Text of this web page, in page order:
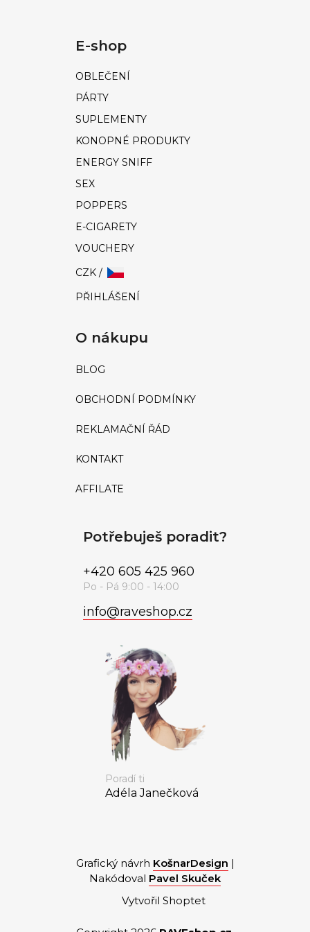
E-shop
OBLEČENÍ
PÁRTY
SUPLEMENTY
KONOPNÉ PRODUKTY
ENERGY SNIFF
SEX
POPPERS
E-CIGARETY
VOUCHERY
CZK /
PŘIHLÁŠENÍ
O nákupu
BLOG
OBCHODNÍ PODMÍNKY
REKLAMAČNÍ ŘÁD
KONTAKT
AFFILATE
Potřebuješ poradit?
info@raveshop.cz
+420 605 425 960
Poradí ti
Adéla Janečková
Grafický návrh KošnarDesign |
Nakódoval Pavel Skuček
Vytvořil Shoptet